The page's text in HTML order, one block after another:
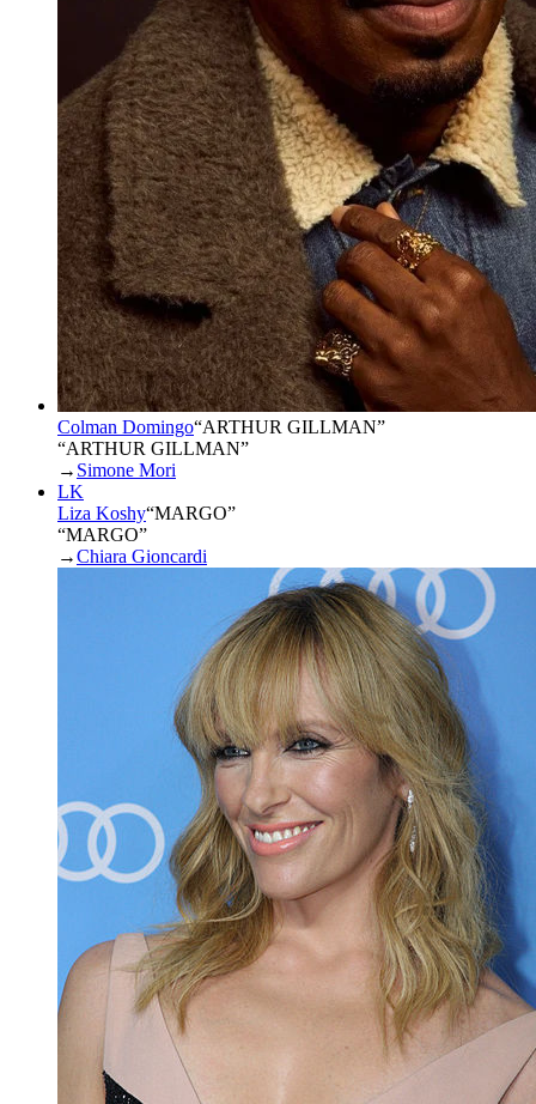
Colman Domingo“ARTHUR GILLMAN”
“ARTHUR GILLMAN”
→ Simone Mori
LK
Liza Koshy“MARGO”
“MARGO”
→Chiara Gioncardi